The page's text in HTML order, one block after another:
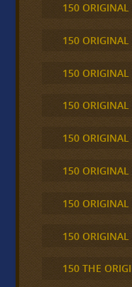
150
150 ORIGINAL
150 ORIGINAL
150 ORIGINAL
150
150
150
150 ORIGINAL
150 THE